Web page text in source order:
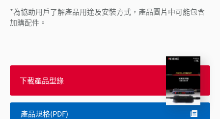
*為協助用戶了解產品用途及安裝方式，產品圖片中可能包含
加購配件。
下載產品型錄
產品規格(PDF)